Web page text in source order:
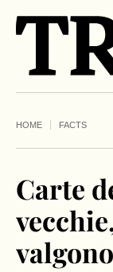
HOME FACTS
Carte